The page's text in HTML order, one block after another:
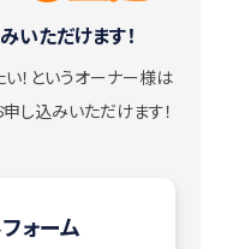
いただけます！
！ というオーナー様は
し込みいただけます！
ォーム